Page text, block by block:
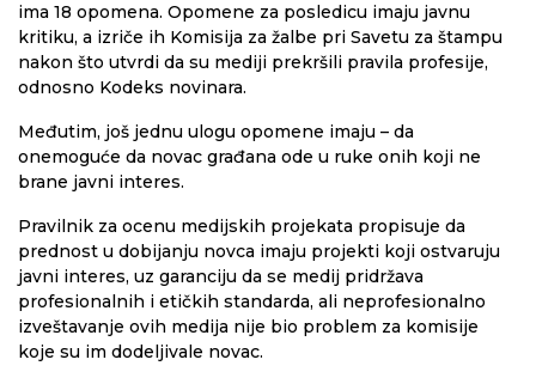
ima 18 opomena. Opomene za posledicu imaju javnu
kritiku, a izriče ih Komisija za žalbe pri Savetu za štampu
nakon što utvrdi da su mediji prekršili pravila profesije,
odnosno Kodeks novinara.
Međutim, još jednu ulogu opomene imaju – da
onemoguće da novac građana ode u ruke onih koji ne
brane javni interes.
Pravilnik za ocenu medijskih projekata propisuje da
prednost u dobijanju novca imaju projekti koji ostvaruju
javni interes, uz garanciju da se medij pridržava
profesionalnih i etičkih standarda, ali neprofesionalno
izveštavanje ovih medija nije bio problem za komisije
koje su im dodeljivale novac.